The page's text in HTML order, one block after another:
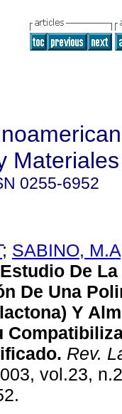
Materiales
0255-6952
; SABINO, M.A
Estudio De La
De Una
Y
Rev.
vol.23,